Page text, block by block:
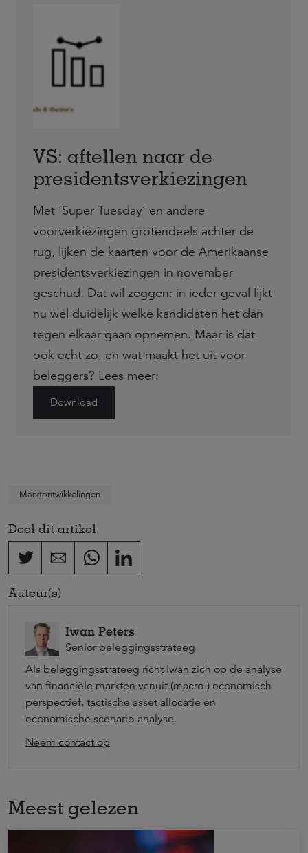
VS: aftellen naar de
presidentsverkiezingen
Met ‘Super Tuesday’ en andere
voorverkiezingen grotendeels achter de
rug, lijken de kaarten voor de Amerikaanse
presidentsverkiezingen in november
geschud. Dat wil zeggen: in ieder geval lijkt
nu wel duidelijk welke kandidaten het dan
tegen elkaar gaan opnemen. Maar is dat
ook echt zo, en wat maakt het uit voor
beleggers? Lees meer:
Download
Marktontwikkelingen
Deel dit artikel
Auteur(s)
Iwan Peters
Senior beleggingsstrateeg
Als beleggingsstrateeg richt Iwan zich op de analyse
van financiële markten vanuit (macro-) economisch
perspectief, tactische asset allocatie en
economische scenario-analyse.
Neem contact op
Meest gelezen